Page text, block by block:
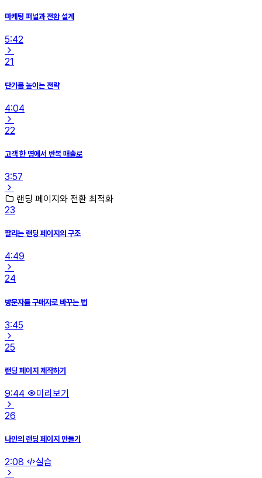
마케팅 퍼널과 전환 설계
5:42
21
단가를 높이는 전략
4:04
22
고객 한 명에서 반복 매출로
3:57
랜딩 페이지와 전환 최적화
23
팔리는 랜딩 페이지의 구조
4:49
24
방문자를 구매자로 바꾸는 법
3:45
25
랜딩 페이지 제작하기
9:44
미리보기
26
나만의 랜딩 페이지 만들기
2:08
실습